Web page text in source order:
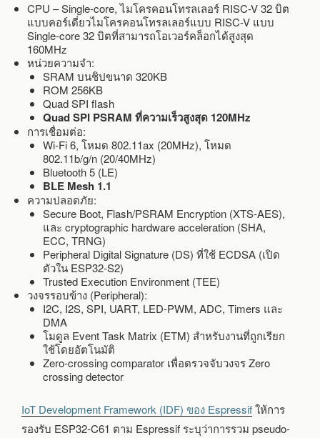
CPU – Single-core, ไมโครคอนโทรลเลอร์ RISC-V 32 บิต
แบบคอร์เดี่ยวไมโครคอนโทรลเลอร์แบบ RISC-V แบบ
Single-core 32 บิตที่สามารถโอเวอร์คล็อกได้สูงสุด
160MHz
หน่วยความจำ:
SRAM บนชิปขนาด 320KB
ROM 256KB
Quad SPI flash
Quad SPI PSRAM ที่ความเร็วสูงสุด 120MHz
การเชื่อมต่อ:
Wi-Fi 6, โหมด 802.11ax (20MHz), โหมด
802.11b/g/n (20/40MHz)
Bluetooth 5 (LE)
BLE Mesh 1.1
ความปลอดภัย:
Secure Boot, Flash/PSRAM Encryption (XTS-AES),
และ cryptographic hardware acceleration (SHA,
ECC, TRNG)
Peripheral Digital Signature (DS) ที่ใช้ ECDSA (เปิด
ตัวใน ESP32-S2)
Trusted Execution Environment (TEE)
วงจรรอบข้าง (Peripheral):
I2C, I2S, SPI, UART, LED-PWM, ADC, Timers และ
DMA
โมดูล Event Task Matrix (ETM) สำหรับงานที่ถูกเรียก
ใช้โดยอัตโนมัติ
Zero-crossing comparator เพื่อตรวจจับวงจร Zero
crossing detector
IoT Development Framework (IDF) ของ Espressifให้การ
รองรับ ESP32-C61 ตาม Espressif ระบุว่าการรวม pseudo-